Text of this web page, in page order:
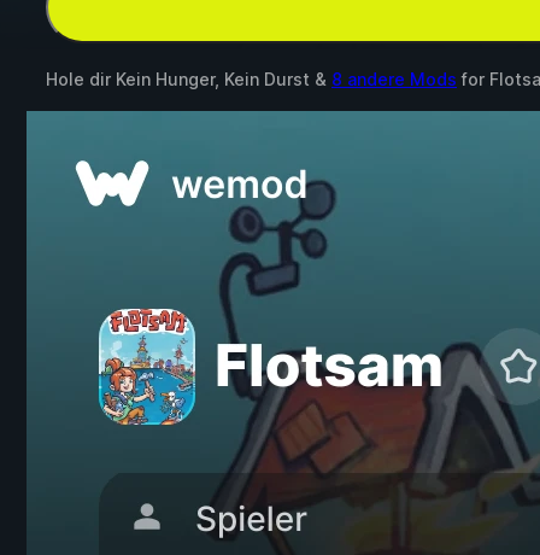
Hole dir Kein Hunger, Kein Durst & 8 andere Mods for